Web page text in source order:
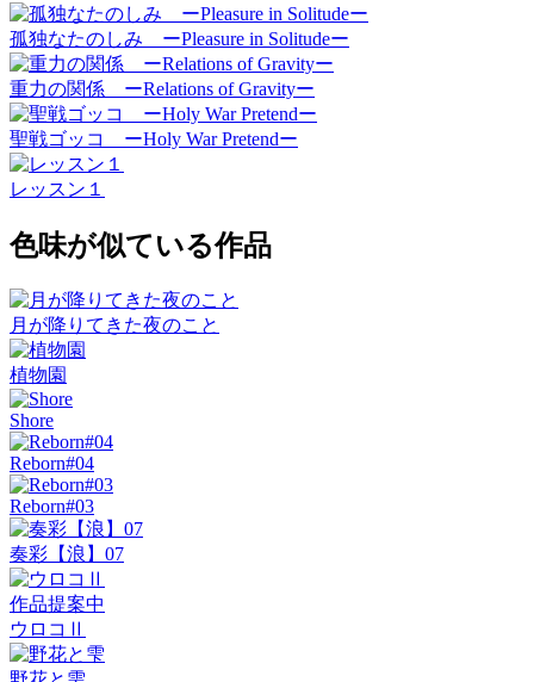
孤独なたのしみ ーPleasure in Solitudeー
重力の関係 ーRelations of Gravityー
聖戦ゴッコ ーHoly War Pretendー
レッスン１
色味が似ている作品
月が降りてきた夜のこと
植物園
Shore
Reborn#04
Reborn#03
奏彩【浪】07
作品提案中
ウロコⅡ